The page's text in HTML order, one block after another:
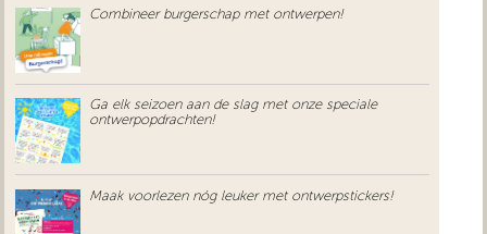
uit de praktijk
over ons
Combineer burgerschap met ontwerpen!
Ga elk seizoen aan de slag met onze speciale
ontwerpopdrachten!
Maak voorlezen nóg leuker met ontwerpstickers!